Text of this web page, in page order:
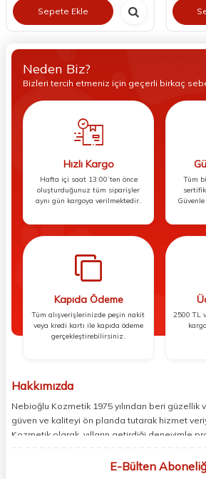
Sepete Ekle
Neden Biz?
Bizleri tercih etmeniz için geçerli birkaç
Hızlı Kargo
Hafta içi saat 13:00’ten önce
oluşturduğunuz tüm siparişler
aynı gün kargoya verilmektedir.
Tüm
Kapıda Ödeme
Tüm alışverişlerinizde peşin nakit
veya kredi kartı ile kapıda ödeme
gerçekleştirebilirsiniz.
2500 TL
Hakkımızda
Nebioğlu Kozmetik 1975 yılından beri güzellik
güven ve kaliteyi ön planda tutarak hizmet
Kozmetik olarak, yılların getirdiği deneyimle
odaklanıyoruz. Doğal içerikleri bilimsel
E-Bülten